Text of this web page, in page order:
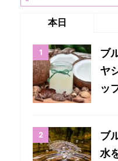
本日
ブ
ヤ
ッ
ブ
水